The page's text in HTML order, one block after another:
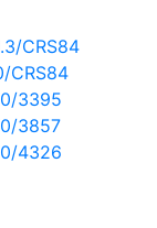
CRS84
CRS84
3395
3857
4326